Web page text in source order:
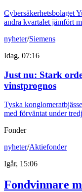
Cybersäkerhetsbolaget
andra kvartalet jämfört
nyheter/Siemens
Idag, 07:16
Just nu: Stark
vinstprognos
Tyska
med förväntat under
Fonder
nyheter/Aktiefonder
Igår, 15:06
Fondvinnare